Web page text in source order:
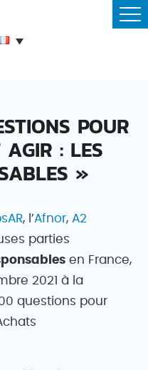
POUR
AGIR : LES
»
, l’Afnor, A2
parties
en France,
2021 à la
questions pour